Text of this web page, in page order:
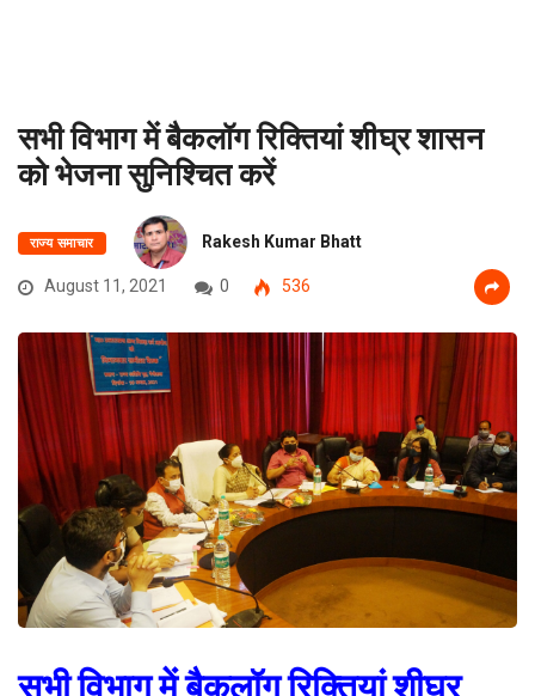
सभी विभाग में बैकलॉग रिक्तियां शीघ्र शासन
को भेजना सुनिश्चित करें
राज्य समाचार Rakesh Kumar Bhatt
August 11, 2021 0 536
सभी विभाग में बैकलॉग रिक्तियां शीघ्र